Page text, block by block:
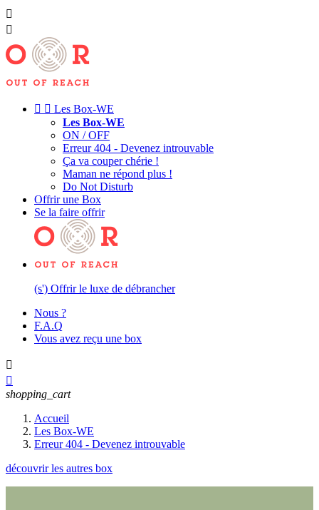


  Les Box-WE
Les Box-WE
ON / OFF
Erreur 404 - Devenez introuvable
Ça va couper chérie !
Maman ne répond plus !
Do Not Disturb
Offrir une Box
Se la faire offrir
(s') Offrir le luxe de débrancher
Nous ?
F.A.Q
Vous avez reçu une box


shopping_cart
Accueil
Les Box-WE
Erreur 404 - Devenez introuvable
découvrir les autres box